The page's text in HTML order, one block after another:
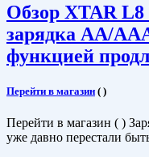
Обзор XTAR
зарядка AA/
функцией
Перейти в магазин ( )
Перейти в магазин ( )
уже давно перестали